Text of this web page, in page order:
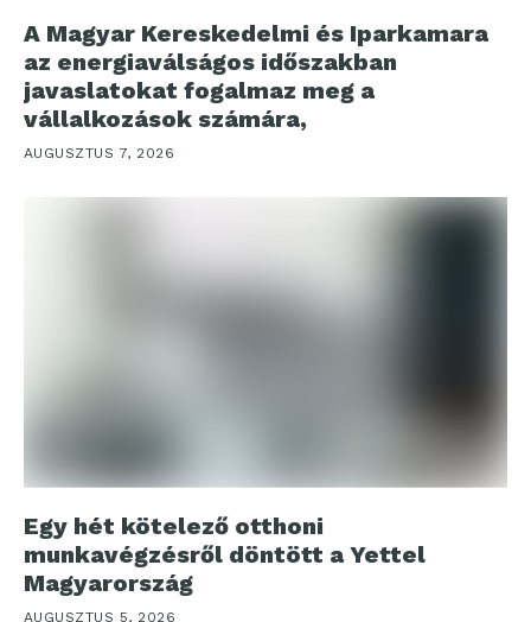
A Magyar Kereskedelmi és Iparkamara
az energiaválságos időszakban
javaslatokat fogalmaz meg a
vállalkozások számára,
AUGUSZTUS 7, 2026
Egy hét kötelező otthoni
munkavégzésről döntött a Yettel
Magyarország
AUGUSZTUS 5, 2026